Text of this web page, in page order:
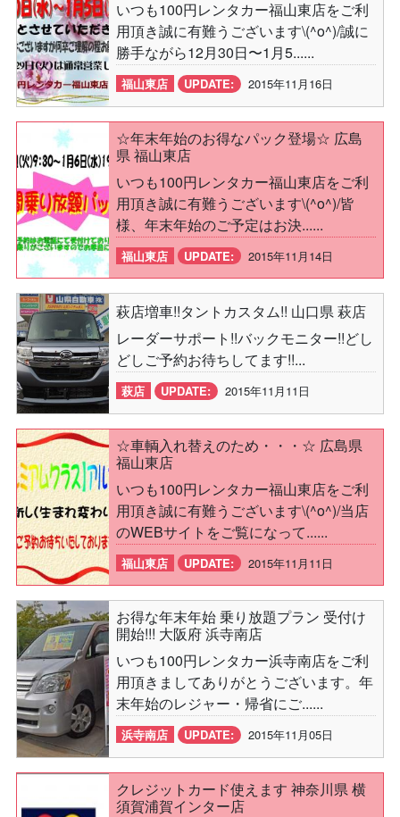
いつも100円レンタカー福山東店をご利
用頂き誠に有難うございます\(^o^)/誠に
勝手ながら12月30日〜1月5......
福山東店 UPDATE: 2015年11月16日
☆年末年始のお得なパック登場☆ 広島
県 福山東店
いつも100円レンタカー福山東店をご利
用頂き誠に有難うございます\(^o^)/皆
様、年末年始のご予定はお決......
福山東店 UPDATE: 2015年11月14日
萩店増車!!タントカスタム!! 山口県 萩店
レーダーサポート!!バックモニター!!どし
どしご予約お待ちしてます!!...
萩店 UPDATE: 2015年11月11日
☆車輌入れ替えのため・・・☆ 広島県
福山東店
いつも100円レンタカー福山東店をご利
用頂き誠に有難うございます\(^o^)/当店
のWEBサイトをご覧になって......
福山東店 UPDATE: 2015年11月11日
お得な年末年始 乗り放題プラン 受付け
開始!!! 大阪府 浜寺南店
いつも100円レンタカー浜寺南店をご利
用頂きましてありがとうございます。年
末年始のレジャー・帰省にご......
浜寺南店 UPDATE: 2015年11月05日
クレジットカード使えます 神奈川県 横
須賀浦賀インター店